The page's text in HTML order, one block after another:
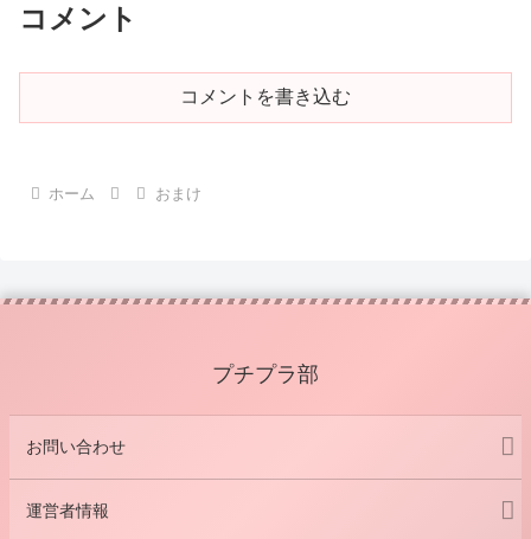
コメント
コメントを書き込む
ホーム おまけ
プチプラ部
お問い合わせ
運営者情報